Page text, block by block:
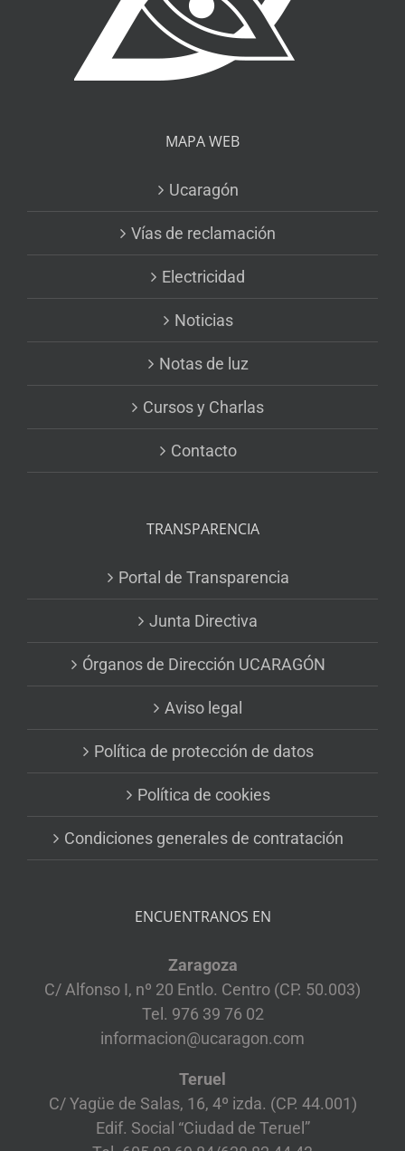
MAPA WEB
Ucaragón
Vías de reclamación
Electricidad
Noticias
Notas de luz
Cursos y Charlas
Contacto
TRANSPARENCIA
Portal de Transparencia
Junta Directiva
Órganos de Dirección UCARAGÓN
Aviso legal
Política de protección de datos
Política de cookies
Condiciones generales de contratación
ENCUENTRANOS EN
Zaragoza
C/ Alfonso I, nº 20 Entlo. Centro (CP. 50.003)
Tel. 976 39 76 02
informacion@ucaragon.com
Teruel
C/ Yagüe de Salas, 16, 4º izda. (CP. 44.001)
Edif. Social “Ciudad de Teruel”